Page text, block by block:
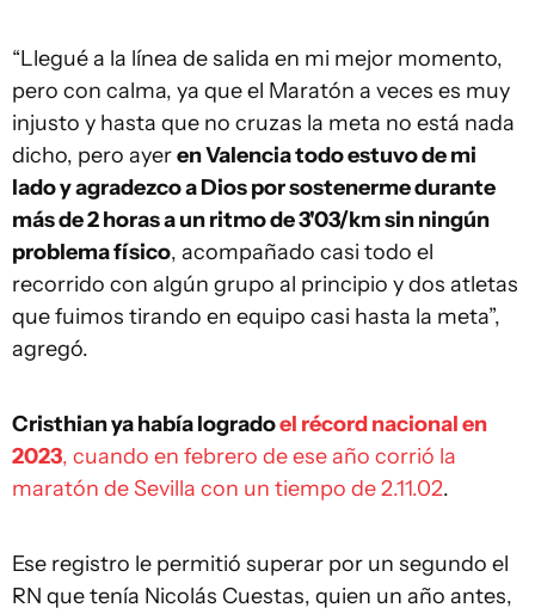
“Llegué a la línea de salida en mi mejor momento,
pero con calma, ya que el Maratón a veces es muy
injusto y hasta que no cruzas la meta no está nada
dicho, pero ayeren Valencia todo estuvo de mi
lado y agradezco a Dios por sostenerme durante
más de 2 horas a un ritmo de 3'03/km sin ningún
problema físico, acompañado casi todo el
recorrido con algún grupo al principio y dos atletas
que fuimos tirando en equipo casi hasta la meta”,
agregó.
Cristhian ya había logradoel récord nacional en
2023, cuando en febrero de ese año corrió la
maratón de Sevilla con un tiempo de 2.11.02.
Ese registro le permitió superar por un segundo el
RN que tenía Nicolás Cuestas, quien un año antes,